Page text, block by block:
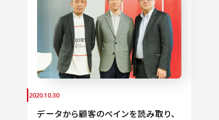
2020.10.30
データから顧客のペインを読み取り、